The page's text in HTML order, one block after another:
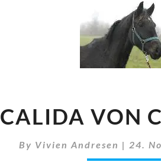
VON
I
CALIDA VON
By Vivien Andresen | 24.